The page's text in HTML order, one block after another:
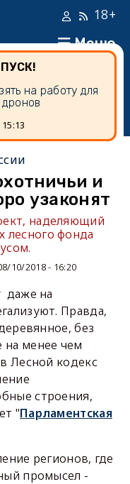
Меню
18+
на работу для
и
узаконят
наделяющий
лесного фонда
10/2018 - 16:20
даже на
Правда,
без
на менее чем
Лесной кодекс
строения,
"Парламентская
регионов, где
промысел -